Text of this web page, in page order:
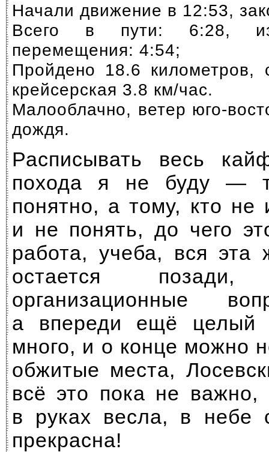
Начали движение в 12:53,
Всего в пути: 6:28,
перемещения: 4:54;
Пройдено 18.6 километров,
крейсерская 3.8 км/час.
Малооблачно, ветер юго-
дождя.
Расписывать весь
похода я не буду —
понятно, а тому, кто не
и не понять, до чего
работа, учеба, вся эта
остается
организационные
а впереди ещё целый
много, и о конце можно
обжитые места,
всё это пока не важно,
в руках весла, в небе
прекрасна!